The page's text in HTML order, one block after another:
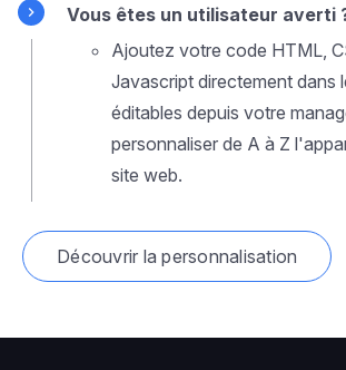
Vous êtes un utilisateur averti
Ajoutez votre code HTML,
Javascript directement dans
éditables depuis votre
personnaliser de A à Z
site web.
Découvrir la personnalisation